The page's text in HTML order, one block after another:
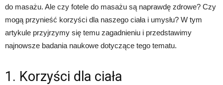
do masażu. Ale czy fotele do masażu są naprawdę zdrowe? Czy
mogą przynieść korzyści dla naszego ciała i umysłu? W tym
artykule przyjrzymy się temu zagadnieniu i przedstawimy
najnowsze badania naukowe dotyczące tego tematu.
1. Korzyści dla ciała